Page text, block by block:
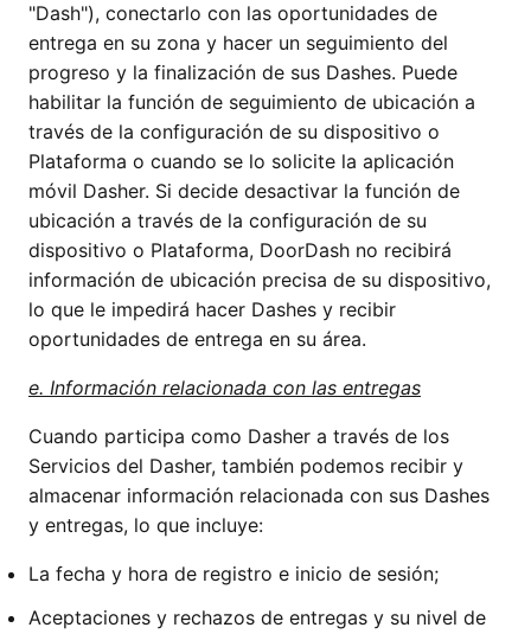
"Dash"), conectarlo con las oportunidades de
entrega en su zona y hacer un seguimiento del
progreso y la finalización de sus Dashes. Puede
habilitar la función de seguimiento de ubicación a
través de la configuración de su dispositivo o
Plataforma o cuando se lo solicite la aplicación
móvil Dasher. Si decide desactivar la función de
ubicación a través de la configuración de su
dispositivo o Plataforma, DoorDash no recibirá
información de ubicación precisa de su dispositivo,
lo que le impedirá hacer Dashes y recibir
oportunidades de entrega en su área.
e. Información relacionada con las entregas
Cuando participa como Dasher a través de los
Servicios del Dasher, también podemos recibir y
almacenar información relacionada con sus Dashes
y entregas, lo que incluye:
La fecha y hora de registro e inicio de sesión;
Aceptaciones y rechazos de entregas y su nivel de